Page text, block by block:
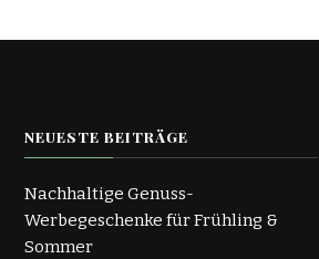
NEUESTE BEITRÄGE
Nachhaltige Genuss-
Werbegeschenke für Frühling &
Sommer